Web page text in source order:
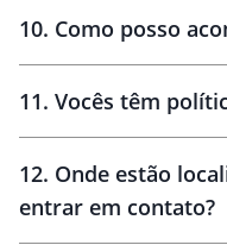
10. Como posso
11. Vocês têm
30 dias
12. Onde estão
entrar em contato?